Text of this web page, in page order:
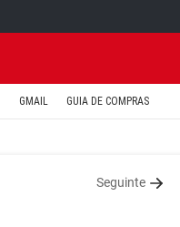
GMAIL GUIA DE COMPRAS
Seguinte